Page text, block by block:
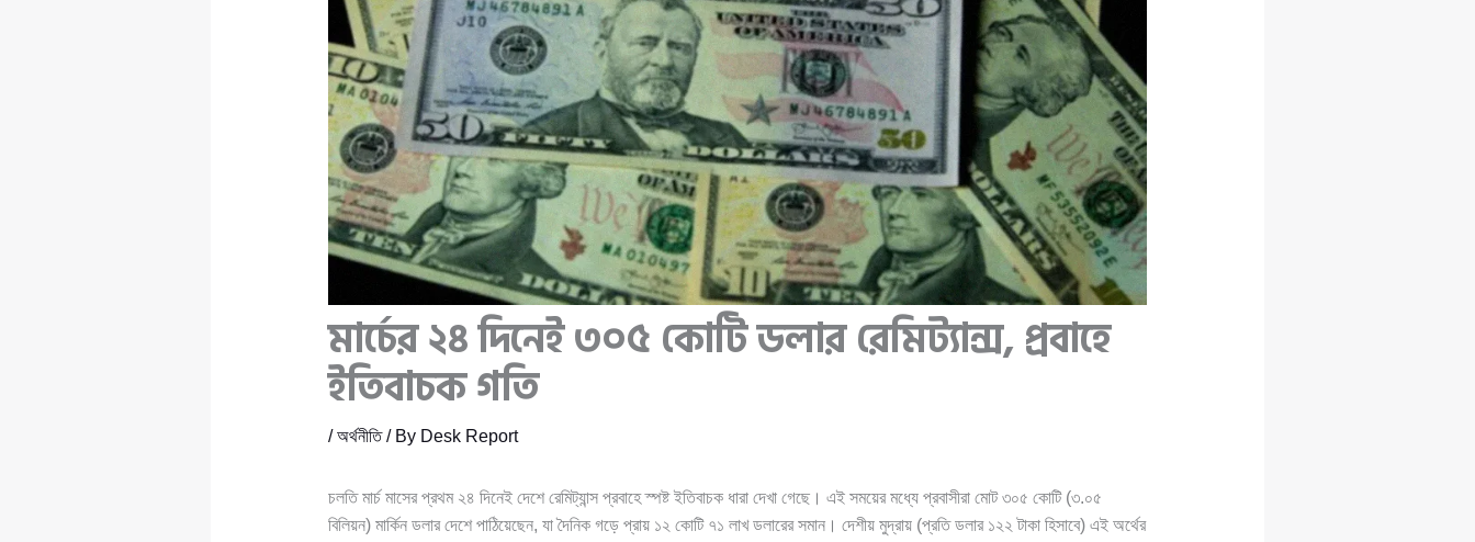
মার্চের ২৪ দিনেই ৩০৫ কোটি ডলার রেমিট্যান্স, প্রবাহে
ইতিবাচক গতি
/অর্থনীতি/ By Desk Report
চলতি মার্চ মাসের প্রথম ২৪ দিনেই দেশে রেমিট্যান্স প্রবাহে স্পষ্ট ইতিবাচক ধারা দেখা গেছে। এই সময়ের মধ্যে প্রবাসীরা মোট ৩০৫ কোটি (৩.০৫
বিলিয়ন) মার্কিন ডলার দেশে পাঠিয়েছেন, যা দৈনিক গড়ে প্রায় ১২ কোটি ৭১ লাখ ডলারের সমান। দেশীয় মুদ্রায় (প্রতি ডলার ১২২ টাকা হিসাবে) এই অর্থের